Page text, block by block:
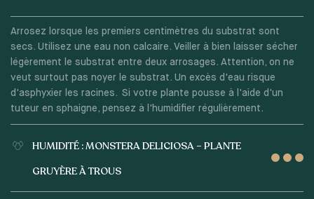
Arrosez lorsque les premiers centimètres du substrat sont
secs. Utilisez une eau non calcaire. Veiller à bien laisser sécher
légèrement le substrat entre deux arrosages. Attention, on ne
veut surtout pas noyer le substrat. Un excès d'eau risque
d'asphyxier les racines. Si votre plante pousse à l'aide d'un
tuteur en sphaigne, pensez à l'humidifier régulièrement.
HUMIDITÉ : MONSTERA DELICIOSA – PLANTE
GRUYÈRE À TROUS